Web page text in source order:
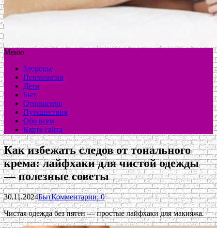
Меню
Здоровье
Психология
Дети
Быт
Отношения
Путешествия
Обо всем
Карта сайта
Как избежать следов от тонального
крема: лайфхаки для чистой одежды
— полезные советы
30.11.2024БытКомментарии: 0
Чистая одежда без пятен — простые лайфхаки для макияжа.